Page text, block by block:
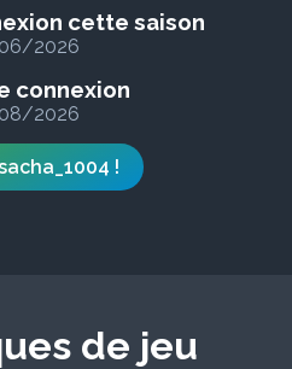
cette saison
2026
connexion
2026
!
de jeu